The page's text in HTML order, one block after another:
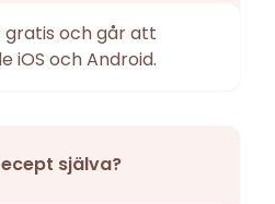
gratis och går att
iOS och Android.
själva?